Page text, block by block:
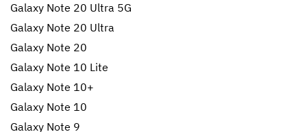
Galaxy Note 20 Ultra 5G
Galaxy Note 20 Ultra
Galaxy Note 20
Galaxy Note 10 Lite
Galaxy Note 10+
Galaxy Note 10
Galaxy Note 9